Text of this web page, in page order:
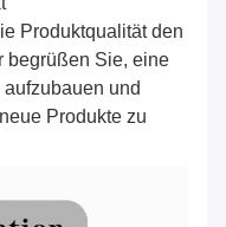
Produktqualität den
begrüßen Sie, eine
und
Produkte zu